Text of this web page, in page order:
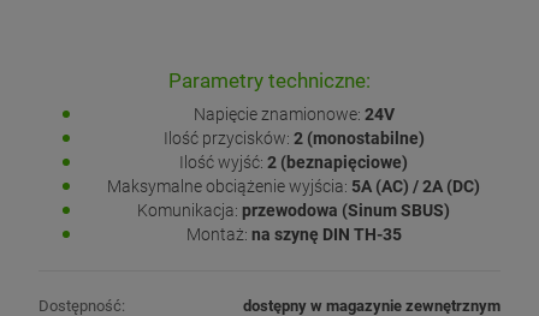
Parametry techniczne:
Napięcie znamionowe: 24V
Ilość przycisków: 2 (monostabilne)
Ilość wyjść: 2 (beznapięciowe)
Maksymalne obciążenie wyjścia: 5A (AC) / 2A (DC)
Komunikacja: przewodowa (Sinum SBUS)
Montaż: na szynę DIN TH-35
Dostępność:
dostępny w magazynie zewnętrznym